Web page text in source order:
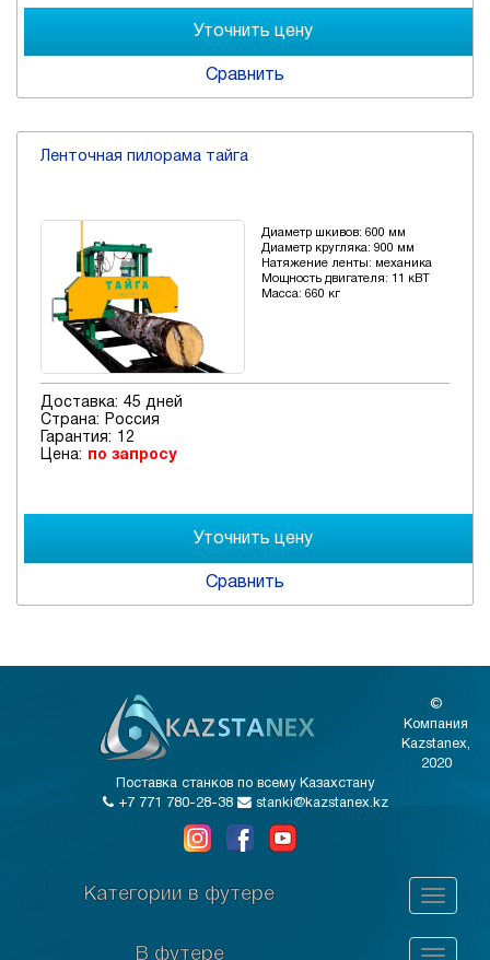
Сравнить
Ленточная пилорама тайга
Диаметр шкивов: 600 мм
Диаметр кругляка: 900 мм
Натяжение ленты: механика
Мощность двигателя: 11 кВТ
Масса: 660 кг
Доставка: 45 дней
Страна:
Россия
Гарантия:
12
Цена:
по запросу
Сравнить
©
Компания
Kazstanex,
2020
Поставка станков по всему Казахстану
+7 771 780-28-38
stanki@kazstanex.kz
Категории в футере
В футере